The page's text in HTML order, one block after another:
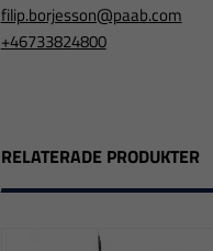
filip.borjesson@paab.com
+46733824800
RELATERADE PRODUKTER